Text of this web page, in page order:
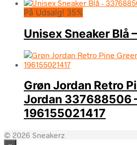
På Udsalg! 35%
Unisex Sneaker Blå
Grøn Jordan Retro
Jordan 337688506
196155021417
© 2026 Sneakerz